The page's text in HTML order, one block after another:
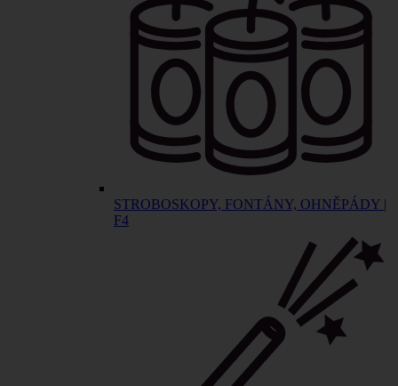
STROBOSKOPY, FONTÁNY, OHNĚPÁDY |
F4